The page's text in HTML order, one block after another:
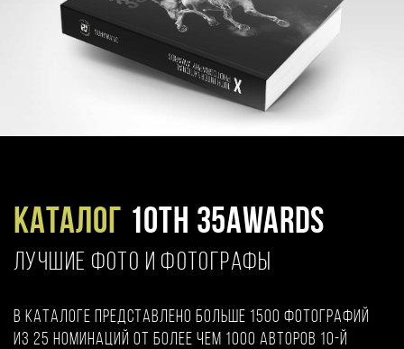
Каталог 10TH 35AWARDS
ЛУЧШИЕ ФОТО И ФОТОГРАФЫ
В каталоге представлено больше 1500 фотографий
из 25 номинаций от более чем 1000 авторов 10-й